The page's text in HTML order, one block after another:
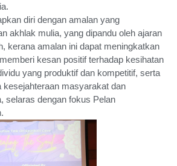
diri dengan amalan yang
akhlak mulia, yang dipandu oleh ajaran
kerana amalan ini dapat meningkatkan
kesan positif terhadap kesihatan
yang produktif dan kompetitif, serta
kesejahteraan masyarakat dan
selaras dengan fokus Pelan